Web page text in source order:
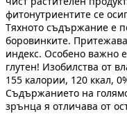
фитонутриентите се
Тяхното съдържание е
боровинките.
индекс. Особено важно
глутен! Изобилства от
155 калории, 120 ккал,
Съдържанието на
зрънца я отличава от